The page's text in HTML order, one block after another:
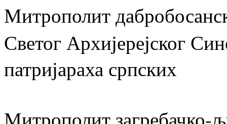
Митрополит
Светог Архијерејског
патријараха српских